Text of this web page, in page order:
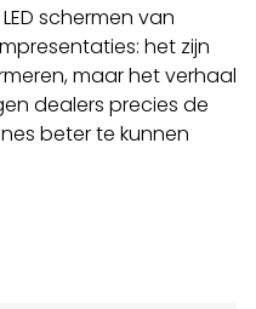
schermen van
het zijn
maar het verhaal
dealers precies de
beter te kunnen